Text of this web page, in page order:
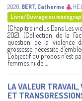
2020 BERT, Catherine , HE
Livre/Ouvrage ou
[Chapitre inclus Dans Les
202). (Collection de la
question de la violence
grossesse nécessite
L’objectif du propos n’est
femmes ni de ...
LA VALEUR
ET